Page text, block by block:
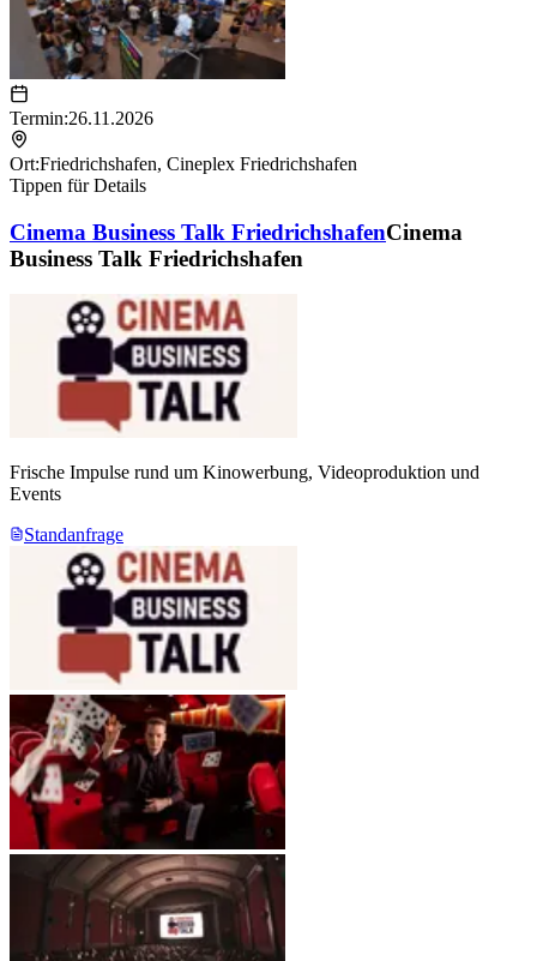
Termin:26.11.2026
Ort:Friedrichshafen, Cineplex Friedrichshafen
Tippen für Details
Cinema Business Talk FriedrichshafenCinema
Business Talk Friedrichshafen
Frische Impulse rund um Kinowerbung, Videoproduktion und
Events
Standanfrage